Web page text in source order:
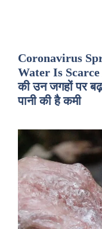
Coronavirus
Water Is
की उन जगहों पर
पानी की है कमी